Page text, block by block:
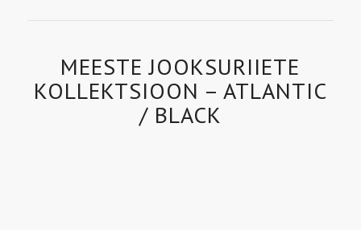
MEESTE JOOKSURIIETE
KOLLEKTSIOON – ATLANTIC
/ BLACK